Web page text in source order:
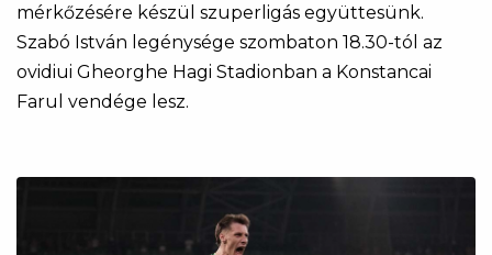
mérkőzésére készül szuperligás együttesünk.
Szabó István legénysége szombaton 18.30-tól az
ovidiui Gheorghe Hagi Stadionban a Konstancai
Farul vendége lesz.